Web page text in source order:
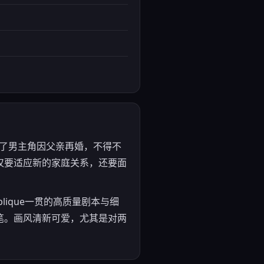
男主角因父亲再婚，不得不
适应新的家庭关系，还要面
一贯的高质量剧本与细
画风清新可爱，尤其是对两